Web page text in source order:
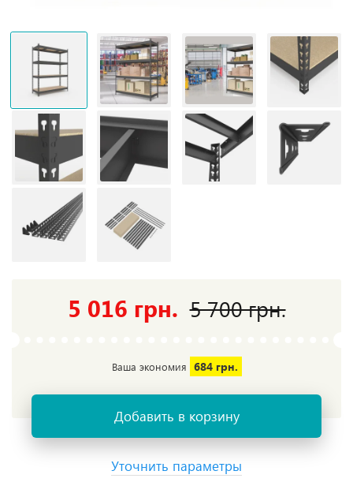
5 016 грн. 5 700 грн.
Ваша экономия 684 грн.
Добавить в корзину
Уточнить параметры